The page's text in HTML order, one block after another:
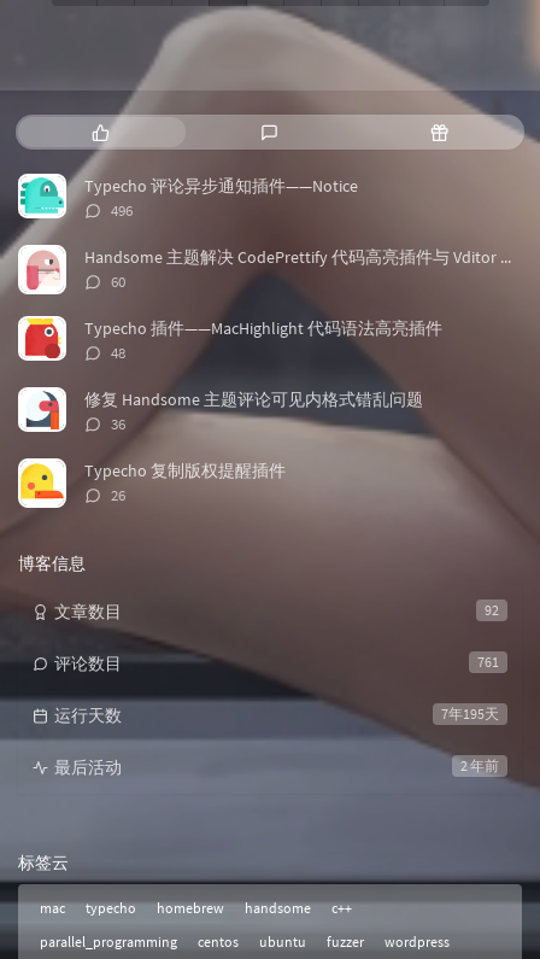
热
门
章
新
评
论
随
机
Typecho 评论异步通知插件——Notice
评
数：
496
Handsome 主题解决 CodePrettify 代码高亮插件与 Vditor 兼容问题
评
数：
60
Typecho 插件——MacHighlight 代码语法高亮插件
评
数：
48
修复 Handsome 主题评论可见内格式错乱问题
评
数：
36
Typecho 复制版权提醒插件
评
26
博客信息
92
文章数目
761
评论数目
7年195天
运行天数
2 年前
最后活动
标签云
mac typecho homebrew handsome
c++
parallel_programming
centos ubuntu fuzzer wordpress